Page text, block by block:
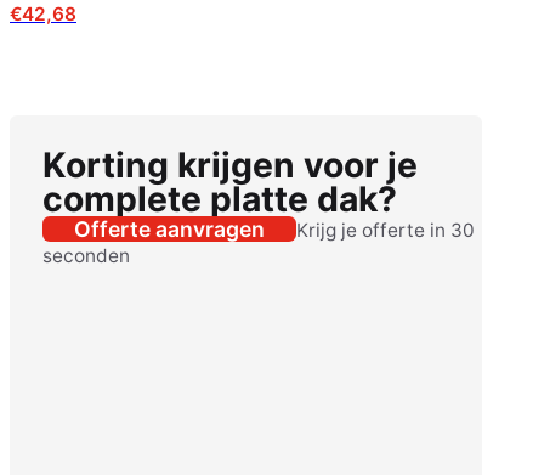
€42,68
Korting krijgen voor je
complete platte dak?
Offerte aanvragen
Krijg je offerte in 30
seconden